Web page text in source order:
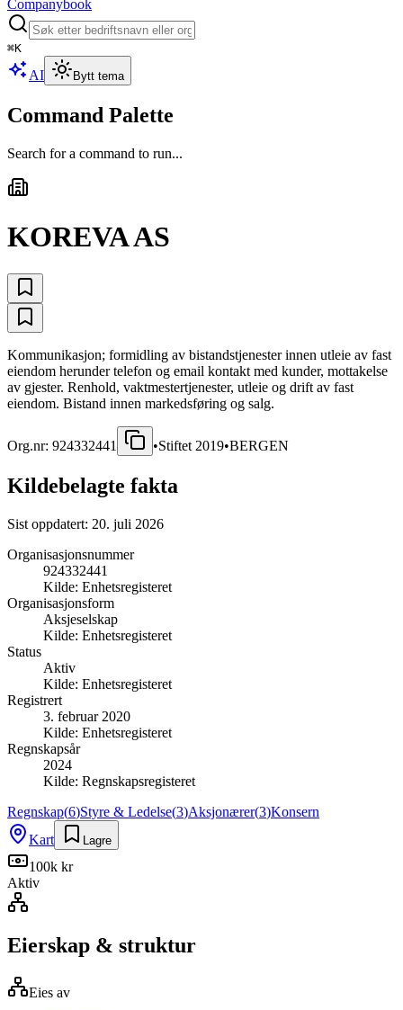
Companybook
⌘K
AI Bytt tema
Command Palette
Search for a command to run...
KOREVA AS
Kommunikasjon; formidling av bistandstjenester innen utleie av fast
eiendom herunder telefon og email kontakt med kunder, mottakelse
av gjester. Renhold, vaktmestertjenester, utleie og drift av fast
eiendom. Bistand innen markedsføring og salg.
Org.nr: 924332441 •Stiftet 2019•BERGEN
Kildebelagte fakta
Sist oppdatert: 20. juli 2026
Organisasjonsnummer
924332441
Kilde: Enhetsregisteret
Organisasjonsform
Aksjeselskap
Kilde: Enhetsregisteret
Status
Aktiv
Kilde: Enhetsregisteret
Registrert
3. februar 2020
Kilde: Enhetsregisteret
Regnskapsår
2024
Kilde: Regnskapsregisteret
Regnskap(6)Styre & Ledelse(3)Aksjonærer(3)Konsern
Kart
Lagre
100k kr
Aktiv
Eierskap & struktur
Eies av